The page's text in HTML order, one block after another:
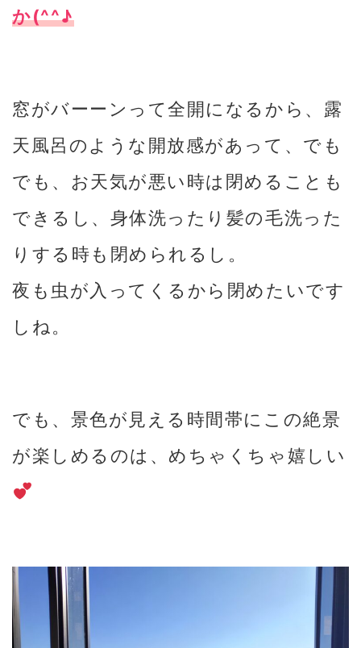
か(^^♪
窓がバーーンって全開になるから、露
天風呂のような開放感があって、でも
でも、お天気が悪い時は閉めることも
できるし、身体洗ったり髪の毛洗った
りする時も閉められるし。
夜も虫が入ってくるから閉めたいです
しね。
でも、景色が見える時間帯にこの絶景
が楽しめるのは、めちゃくちゃ嬉しい